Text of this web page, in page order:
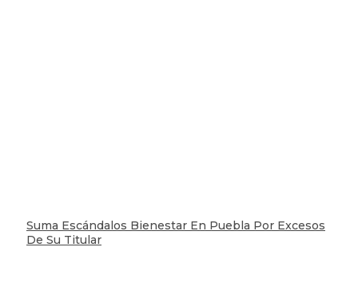
Suma Escándalos Bienestar En Puebla Por Excesos
De Su Titular